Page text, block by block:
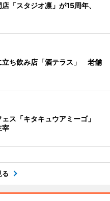
「スタジオ凛」が15周年、
立ち飲み店「酒テラス」 老舗
ェス「キタキュウアミーゴ」
宰
る